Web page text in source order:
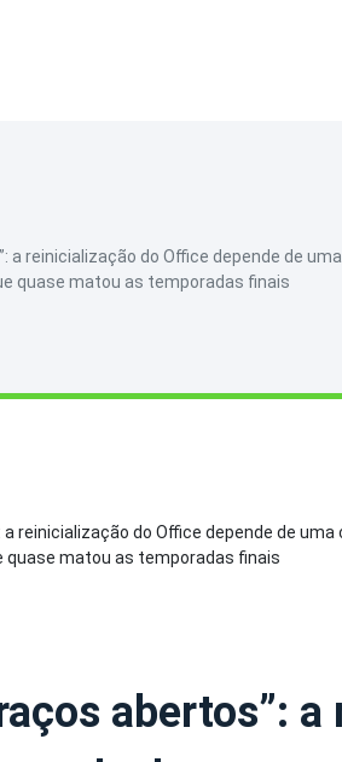
a reinicialização do Office depende de
quase matou as temporadas finais
abertos”: